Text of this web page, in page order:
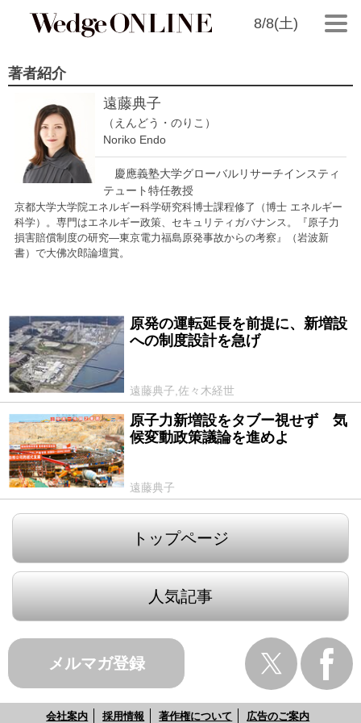
8/8(土)
著者紹介
遠藤典子
（えんどう・のりこ）
Noriko Endo
慶應義塾大学グローバルリサーチインスティ
テュート特任教授
京都大学大学院エネルギー科学研究科博士課程修了（博士 エネルギー
科学）。専門はエネルギー政策、セキュリティガバナンス。『原子力
損害賠償制度の研究―東京電力福島原発事故からの考察』（岩波新
書）で大佛次郎論壇賞。
2022/12/21
原発の運転延長を前提に、新増設
への制度設計を急げ
遠藤典子,佐々木経世
2021/02/24
原子力新増設をタブー視せず 気
候変動政策議論を進めよ
遠藤典子
トップページ
人気記事
メルマガ登録
会社案内 採用情報 著作権について 広告のご案内